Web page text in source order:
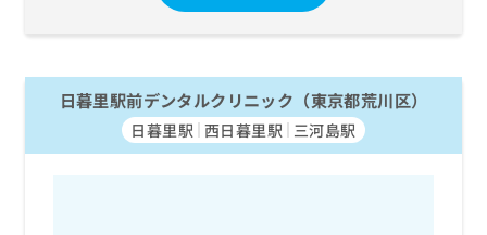
日暮里駅前デンタルクリニック（東京都荒川区）
日暮里駅 西日暮里駅 三河島駅